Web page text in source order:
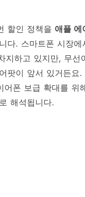
할인 정책을 애플 에
다. 스마트폰 시장에
지하고 있지만, 무선
팟이 앞서 있거든요.
어폰 보급 확대를 위
해석됩니다.